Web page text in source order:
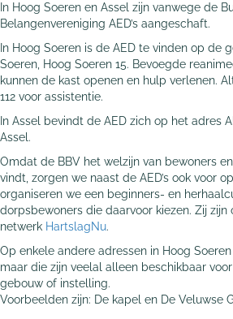
In Hoog Soeren en Assel zijn vanwege de
Belangenvereniging AED’s aangeschaft.
In Hoog Soeren is de AED te vinden op de
Soeren, Hoog Soeren 15. Bevoegde
kunnen de kast openen en hulp verlenen.
112 voor assistentie.
In Assel bevindt de AED zich op het adres
Assel.
Omdat de BBV het welzijn van bewoners
vindt, zorgen we naast de AED’s ook voor
organiseren we een beginners- en
dorpsbewoners die daarvoor kiezen. Zij
netwerk HartslagNu.
Op enkele andere adressen in Hoog Soeren
maar die zijn veelal alleen beschikbaar
gebouw of instelling.
Voorbeelden zijn: De kapel en De Veluwse